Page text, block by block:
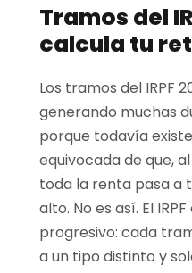
Tramos del
calcula tu
Los tramos del IRPF
generando muchas
porque todavía
equivocada de que,
toda la renta pasa a
alto. No es así. El
progresivo: cada
a un tipo distinto y